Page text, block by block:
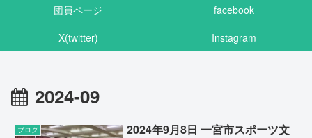
団員ページ
facebook
X(twitter)
Instagram
2024-09
ブログ
2024年9月8日 一宮市スポーツ文